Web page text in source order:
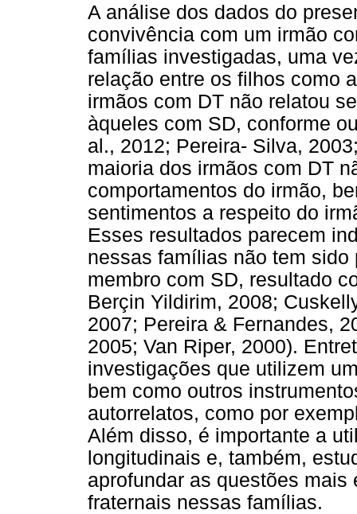
A análise dos dados do
convivência com um irmão
famílias investigadas, uma
relação entre os filhos como
irmãos com DT não relatou
àqueles com SD, conforme
al., 2012; Pereira- Silva,
maioria dos irmãos com DT
comportamentos do irmão,
sentimentos a respeito do
Esses resultados parecem
nessas famílias não tem
membro com SD, resultado
Berçin Yildirim, 2008;
2007; Pereira & Fernandes,
2005; Van Riper, 2000).
investigações que utilizem
bem como outros
autorrelatos, como por
Além disso, é importante a
longitudinais e, também,
aprofundar as questões
fraternais nessas famílias.